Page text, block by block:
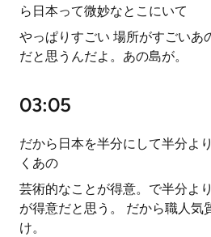
ら日本って微妙なとこにいて
やっぱりすごい 場所がすごいあ
だと思うんだよ。あの島が。
03:05
だから日本を半分にして半分よ
くあの
芸術的なことが得意。で半分よ
が得意だと思う。 だから職人気
け。